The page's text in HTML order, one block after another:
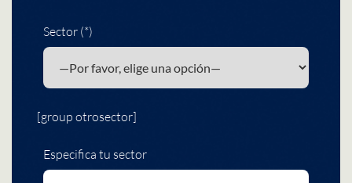
Sector (*)
[group otrosector]
Especifica tu sector